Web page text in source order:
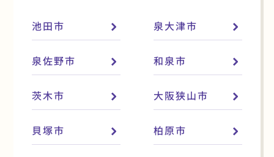
池田市 泉大津市
泉佐野市 和泉市
茨木市 大阪狭山市
貝塚市 柏原市